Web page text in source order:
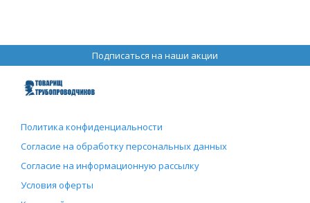
Подписаться на наши акции
Политика конфиденциальности
Согласие на обработку персональных данных
Согласие на информационную рассылку
Условия оферты